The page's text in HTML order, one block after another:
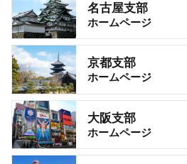
名古屋支部
ホームページ
京都支部
ホームページ
大阪支部
ホームページ